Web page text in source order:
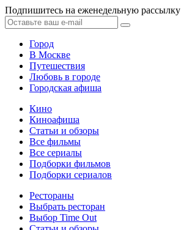
Подпишитесь на еженедельную рассылку
Город
В Москве
Путешествия
Любовь в городе
Городская афиша
Кино
Киноафиша
Статьи и обзоры
Все фильмы
Все сериалы
Подборки фильмов
Подборки сериалов
Рестораны
Выбрать ресторан
Выбор Time Out